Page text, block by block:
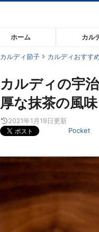
ホーム カル
カルディ節子 カルディおすす
カルディの宇
厚な抹茶の風
2021年1月19日更新
Pocket